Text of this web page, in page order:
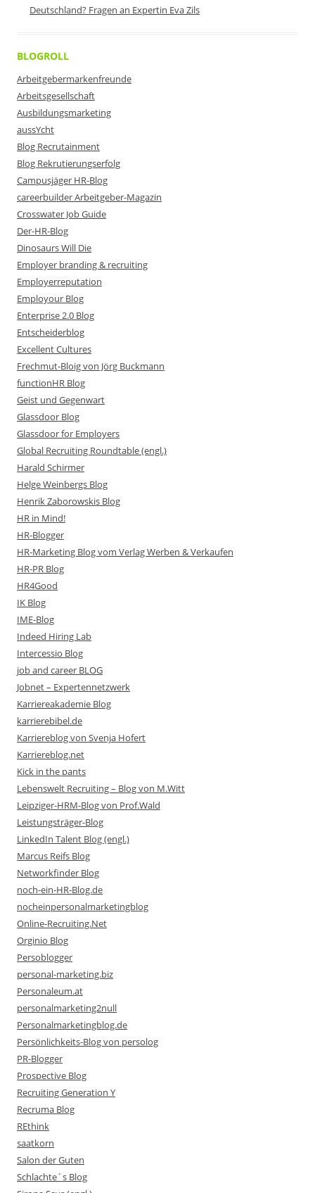
Deutschland? Fragen an Expertin Eva Zils
BLOGROLL
Arbeitgebermarkenfreunde
Arbeitsgesellschaft
Ausbildungsmarketing
aussYcht
Blog Recrutainment
Blog Rekrutierungserfolg
Campusjäger HR-Blog
careerbuilder Arbeitgeber-Magazin
Crosswater Job Guide
Der-HR-Blog
Dinosaurs Will Die
Employer branding & recruiting
Employerreputation
Employour Blog
Enterprise 2.0 Blog
Entscheiderblog
Excellent Cultures
Frechmut-Bloig von Jörg Buckmann
functionHR Blog
Geist und Gegenwart
Glassdoor Blog
Glassdoor for Employers
Global Recruiting Roundtable (engl.)
Harald Schirmer
Helge Weinbergs Blog
Henrik Zaborowskis Blog
HR in Mind!
HR-Blogger
HR-Marketing Blog vom Verlag Werben & Verkaufen
HR-PR Blog
HR4Good
IK Blog
IME-Blog
Indeed Hiring Lab
Intercessio Blog
job and career BLOG
Jobnet – Expertennetzwerk
Karriereakademie Blog
karrierebibel.de
Karriereblog von Svenja Hofert
Karriereblog.net
Kick in the pants
Lebenswelt Recruiting – Blog von M.Witt
Leipziger-HRM-Blog von Prof.Wald
Leistungsträger-Blog
LinkedIn Talent Blog (engl.)
Marcus Reifs Blog
Networkfinder Blog
noch-ein-HR-Blog.de
nocheinpersonalmarketingblog
Online-Recruiting.Net
Orginio Blog
Persoblogger
personal-marketing.biz
Personaleum.at
personalmarketing2null
Personalmarketingblog.de
Persönlichkeits-Blog von persolog
PR-Blogger
Prospective Blog
Recruiting Generation Y
Recruma Blog
REthink
saatkorn
Salon der Guten
Schlachte´s Blog